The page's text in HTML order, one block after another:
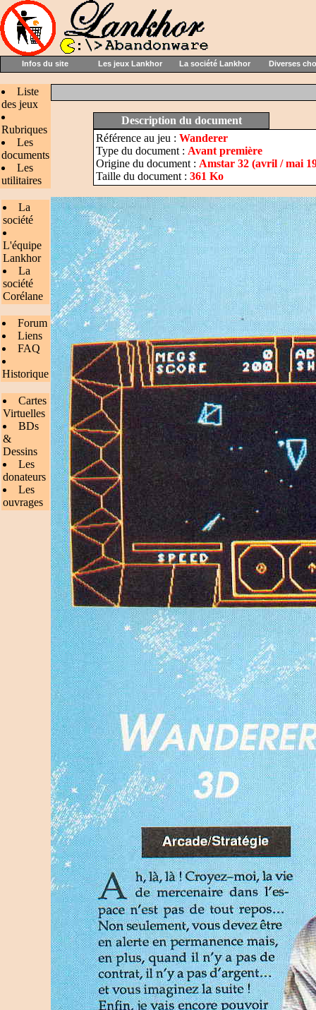
Infos du site Les jeux Lankhor La société Lankhor Diverses
Liste
des jeux
Rubriques
Les
documents
Les
utilitaires
La
société
L'équipe
Lankhor
La
société
Corélane
Forum
Liens
FAQ
Historique
Cartes
Virtuelles
BDs
&
Dessins
Les
donateurs
Les
ouvrages
Description du document
Référence au jeu : Wanderer
Type du document : Avant première
Origine du document : Amstar 32 (avril / mai
Taille du document : 361 Ko